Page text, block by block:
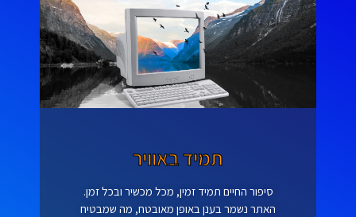
תמיד באוויר
סיפור החיים תמיד זמין, מכל מכשיר ובכל זמן.
האתר נשמר בענן באופן מאובטח, מה שמבטיח